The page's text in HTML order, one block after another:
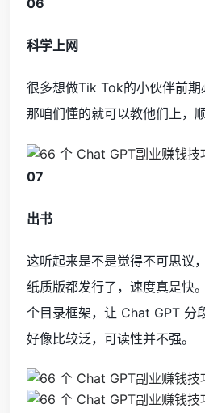
06
科学上网
很多想做Tik Tok的小伙伴前期
那咱们懂的就可以教他们上，
07
出书
这听起来是不是觉得不可思议
纸质版都发行了，速度真是快
个目录框架，让 Chat GPT 分
好像比较泛，可读性并不强。